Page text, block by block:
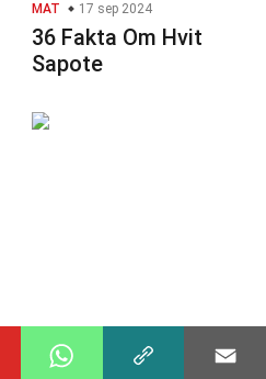
MAT 17 sep 2024
36 Fakta Om Hvit
Sapote
31 Fakta Om Bilimbi